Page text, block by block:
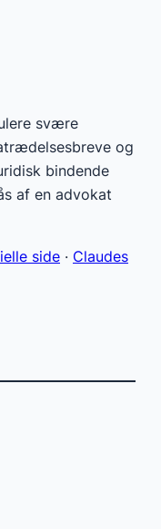
svære
og
bindende
af en advokat
side · Claudes